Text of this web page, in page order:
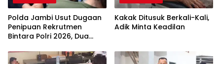
Polda Jambi Usut Dugaan
Penipuan Rekrutmen
Bintara Polri 2026, Dua
Kakak Ditusuk Berkali-Kali,
Adik Minta Keadilan